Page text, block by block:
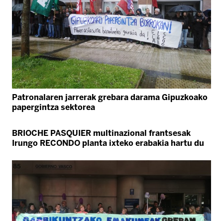
Patronalaren jarrerak grebara darama Gipuzkoako
papergintza sektorea
BRIOCHE PASQUIER multinazional frantsesak
Irungo RECONDO planta ixteko erabakia hartu du